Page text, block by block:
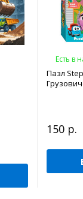
Есть в
Пазл
150 р.